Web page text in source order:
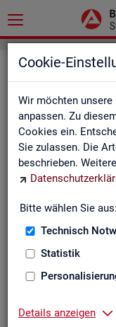
Cookie-
Wir möchten unsere
anpassen. Zu
Cookies ein.
Sie zulassen. Die
beschrieben.
Bitte wählen Sie aus:
Technisch
Statistik
Details anzeigen
Fel­der mit einem *
wer­den
Ihre An­ga­ben
Empfänger*